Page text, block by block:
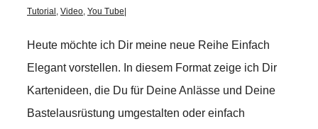
Tutorial , Video, You Tube
Heute möchte ich Dir meine neue Reihe Einfach
Elegant vorstellen. In diesem Format zeige ich Dir
Kartenideen, die Du für Deine Anlässe und Deine
Bastelausrüstung umgestalten oder einfach